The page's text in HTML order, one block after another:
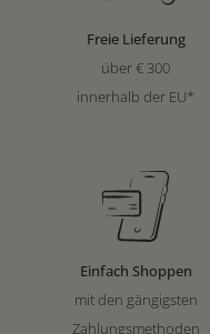
Freie Lieferung
über € 300
innerhalb der EU*
Einfach Shoppen
mit den gängigsten
Zahlungsmethoden